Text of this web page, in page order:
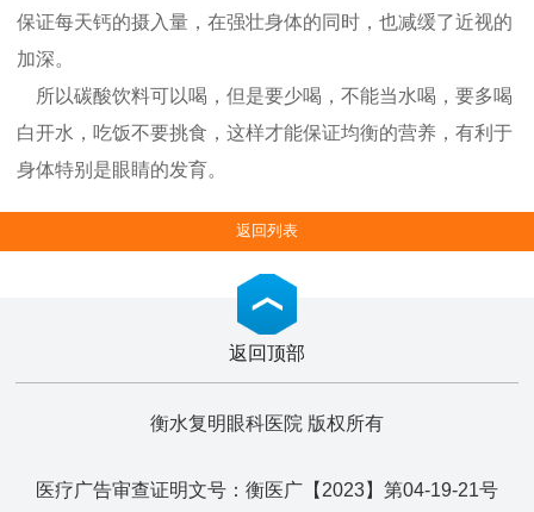
保证每天钙的摄入量，在强壮身体的同时，也减缓了近视的
加深。
所以碳酸饮料可以喝，但是要少喝，不能当水喝，要多喝
白开水，吃饭不要挑食，这样才能保证均衡的营养，有利于
身体特别是眼睛的发育。
返回列表
返回顶部
衡水复明眼科医院 版权所有
医疗广告审查证明文号：衡医广【2023】第04-19-21号